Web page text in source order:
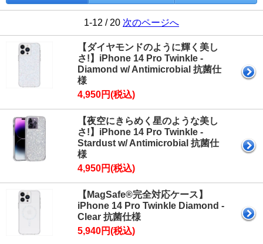
1-12 / 20 次のページへ
【ダイヤモンドのように輝く美し
さ!】iPhone 14 Pro Twinkle -
Diamond w/ Antimicrobial 抗菌仕
様
4,950円(税込)
【夜空にきらめく星のような美し
さ!】iPhone 14 Pro Twinkle -
Stardust w/ Antimicrobial 抗菌仕
様
4,950円(税込)
【MagSafe®完全対応ケース】
iPhone 14 Pro Twinkle Diamond -
Clear 抗菌仕様
5,940円(税込)